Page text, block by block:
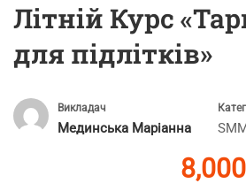
Літній Курс
для підлітків»
Викладач
Мединська Маріанна